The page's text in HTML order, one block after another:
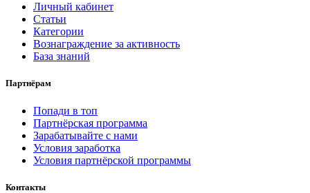
Личный кабинет
Статьи
Категории
Вознаграждение за активность
База знаний
Партнёрам
Попади в топ
Партнёрская программа
Зарабатывайте с нами
Условия заработка
Условия партнёрской программы
Контакты